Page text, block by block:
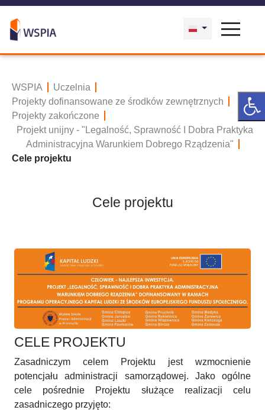
WSPIA
Uczelnia
Projekty dofinansowane ze środków zewnętrznych
Projekty zakończone
Projekt unijny - "Legalność, Sprawność I Dobra Praktyka
Administracyjna Warunkiem Dobrego Rządzenia"
Cele projektu
Cele projektu
CELE PROJEKTU
Zasadniczym celem Projektu jest wzmocnienie
potencjału administracji samorządowej. Jako ogólne
cele pośrednie Projektu służące realizacji celu
zasadniczego przyjęto: